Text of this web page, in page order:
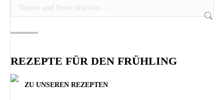
REZEPTE FÜR DEN FRÜHLING
ZU UNSEREN REZEPTEN